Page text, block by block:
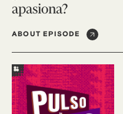
apasiona?
ABOUT EPISODE